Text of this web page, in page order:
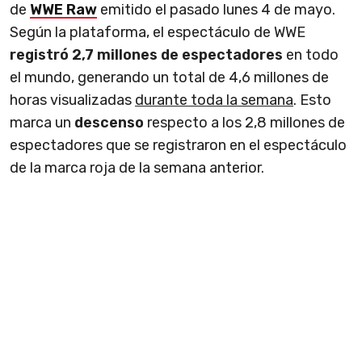
de WWE Raw emitido el pasado lunes 4 de mayo.
Según la plataforma, el espectáculo de WWE
registró 2,7 millones de espectadores en todo
el mundo, generando un total de 4,6 millones de
horas visualizadas durante toda la semana. Esto
marca un descenso respecto a los 2,8 millones de
espectadores que se registraron en el espectáculo
de la marca roja de la semana anterior.